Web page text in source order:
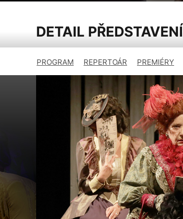
DETAIL PŘEDSTAVENÍ
PROGRAM REPERTOÁR PREMIÉRY